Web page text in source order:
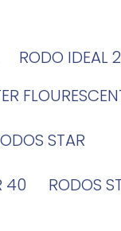
RODO IDEAL 2
RODOS STAR
40
RODOS